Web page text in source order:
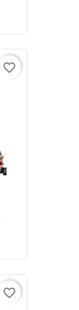
favorite_border
favorite_border